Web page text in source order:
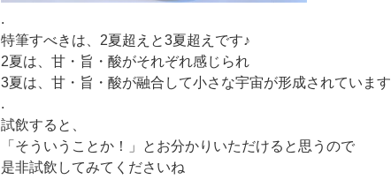
.
特筆すべきは、2夏超えと3夏超えです♪
2夏は、甘・旨・酸がそれぞれ感じられ
3夏は、甘・旨・酸が融合して小さな宇宙が形成されています
.
試飲すると、
「そういうことか！」とお分かりいただけると思うので
是非試飲してみてくださいね